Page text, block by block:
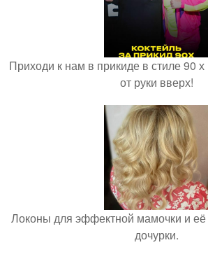
Приходи к нам в прикиде в стиле 90
от руки вверх!
Локоны для эффектной мамочки и
дочурки.